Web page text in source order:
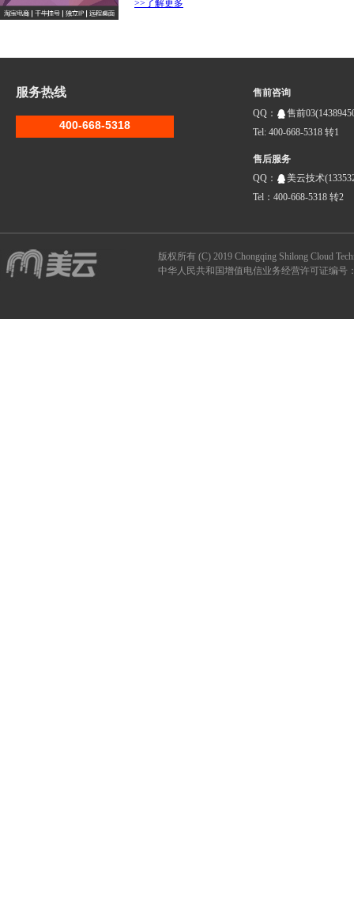
>>了解更多
服务热线
400-668-5318
售前咨询
QQ：
售前
Tel: 400-668-5318 转1
售后服务
QQ：
美云技术
Tel：400-668-5318 转2
版权所有 (C) 2019 Chongqing Shilong Cloud
中华人民共和国增值电信业务经营许可证编号